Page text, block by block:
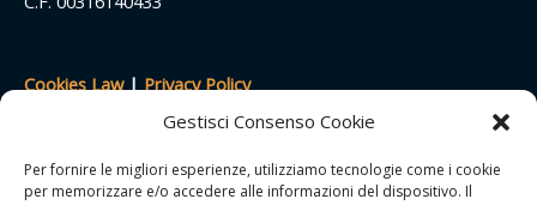
Gestisci Consenso Cookie
Per fornire le migliori esperienze, utilizziamo tecnologie come i cookie
per memorizzare e/o accedere alle informazioni del dispositivo. Il
Cookies Law| Privacy Policy
Termini e condizioni
Spese di spedizione
FAQ